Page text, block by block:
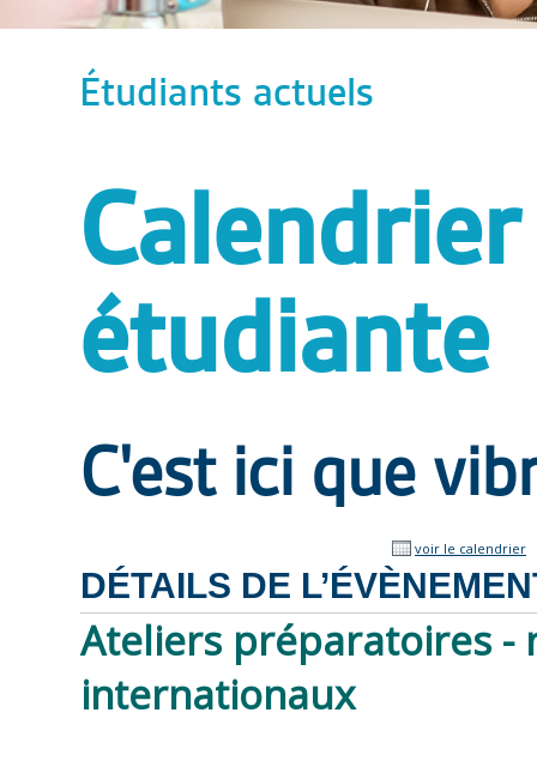
Étudiants actuels
étudiante
C'est ici que
voir le calendrier
DÉTAILS DE
Ateliers préparatoires -
internationaux